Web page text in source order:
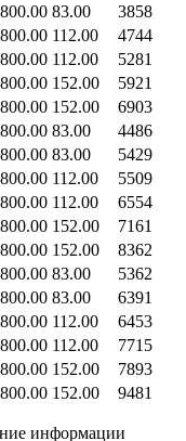
83.00
3858
112.00
4744
112.00
5281
152.00
5921
152.00
6903
83.00
4486
83.00
5429
112.00
5509
112.00
6554
152.00
7161
152.00
8362
83.00
5362
83.00
6391
112.00
6453
112.00
7715
152.00
7893
152.00 9481
информации